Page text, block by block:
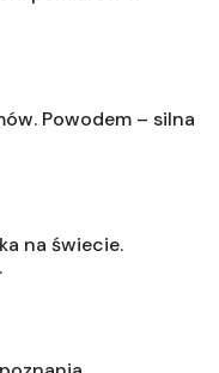
Powodem – silna
na świecie.